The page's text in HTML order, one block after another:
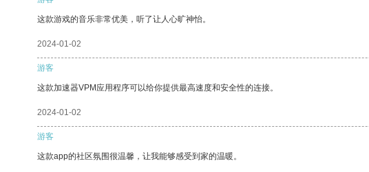
这款游戏的音乐非常优美，听了让人心旷神怡。
2024-01-02
游客
这款加速器VPM应用程序可以给你提供最高速度和安全性的连接。
2024-01-02
游客
这款app的社区氛围很温馨，让我能够感受到家的温暖。